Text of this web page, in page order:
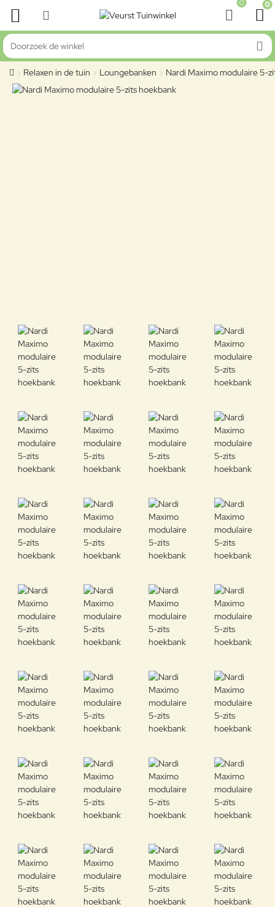
0 0
Doorzoek de winkel
home
Relaxen in de tuin Loungebanken Nardi Maximo modulaire 5-